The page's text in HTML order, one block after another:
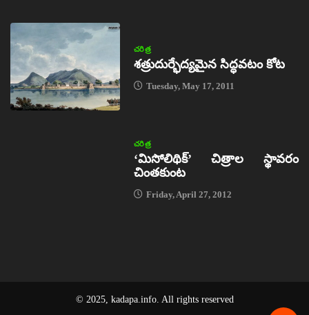
చరిత్ర
శత్రుదుర్భేద్యమైన సిద్ధవటం కోట
Tuesday, May 17, 2011
చరిత్ర
‘మిసోలిథిక్‌’ చిత్రాల స్థావరం
చింతకుంట
Friday, April 27, 2012
© 2025, kadapa.info. All rights reserved